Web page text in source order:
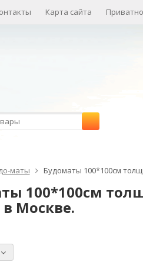
Карта сайта
маты Будоматы 100*100см
100*100см
Москве.